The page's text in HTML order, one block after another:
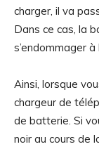
charger, il va
Dans ce cas, la
s’endommager à
Ainsi, lorsque
chargeur de
de batterie. Si
noir au cours de